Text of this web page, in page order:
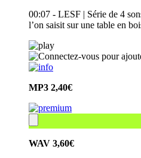
00:07 - LESF | Série de 4
l’on saisit sur une table en
MP3 2,40€
WAV 3,60€